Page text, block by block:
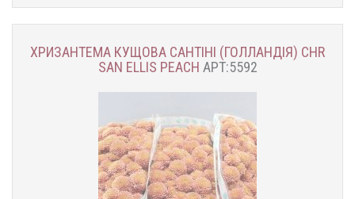
ХРИЗАНТЕМА КУЩОВА САНТІНІ (ГОЛЛАНДІЯ) CHR
SAN ELLIS PEACH АРТ:5592